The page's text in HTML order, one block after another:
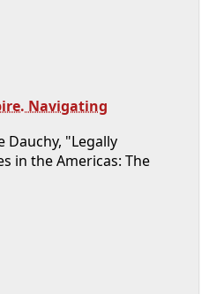
Navigating
Dauchy, "Legally
in the Americas: The